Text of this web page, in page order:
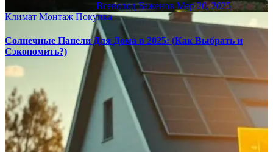
Всеволод Баженов Мар 20, 2025
Климат Монтаж Покупка
Солнечные Панели Для Дома в 2025: (Как Выбрать и
Сэкономить?)